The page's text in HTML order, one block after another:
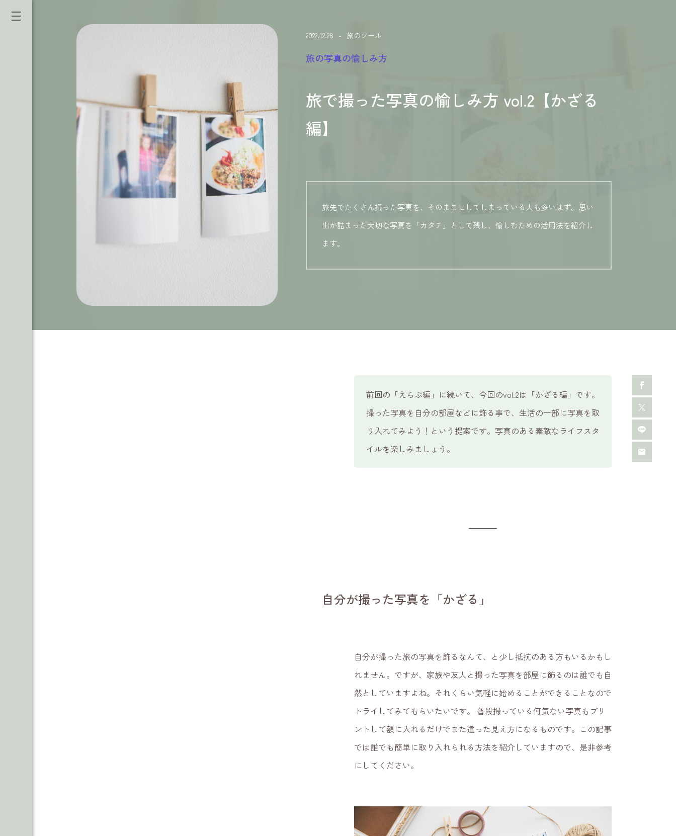
2022.12.28 - 旅のツール
旅の写真の愉しみ方
旅で撮った写真の愉しみ方 vol.2【かざる
編】
旅先でたくさん撮った写真を、そのままにしてしまっている人も多いはず。思い
出が詰まった大切な写真を「カタチ」として残し、愉しむための活用法を紹介し
ます。
前回の「えらぶ編」に続いて、今回のvol.2は「かざる編」です。
撮った写真を自分の部屋などに飾る事で、生活の一部に写真を取
り入れてみよう！という提案です。写真のある素敵なライフスタ
イルを楽しみましょう。
自分が撮った写真を「かざる」
自分が撮った旅の写真を飾るなんて、と少し抵抗のある方もいるかもし
れません。ですが、家族や友人と撮った写真を部屋に飾るのは誰でも自
然としていますよね。それくらい気軽に始めることができることなので
トライしてみてもらいたいです。 普段撮っている何気ない写真もプリ
ントして額に入れるだけでまた違った見え方になるものです。この記事
では誰でも簡単に取り入れられる方法を紹介していますので、是非参考
にしてください。